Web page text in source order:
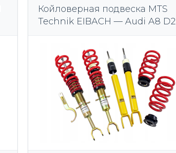
Койловерная подвеска MTS
Technik EIBACH — Audi A8 D2